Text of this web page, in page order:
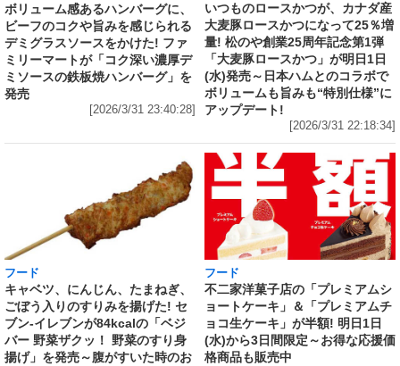
ボリューム感あるハンバーグに、
ビーフのコクや旨みを感じられる
デミグラスソースをかけた! ファ
ミリーマートが「コク深い濃厚デ
ミソースの鉄板焼ハンバーグ」を
発売
[2026/3/31 23:40:28]
いつものロースかつが、カナダ産
大麦豚ロースかつになって25％増
量! 松のや創業25周年記念第1弾
「大麦豚ロースかつ」が明日1日
(水)発売～日本ハムとのコラボで
ボリュームも旨みも“特別仕様”に
アップデート!
[2026/3/31 22:18:34]
フード
キャベツ、にんじん、たまねぎ、
ごぼう入りのすりみを揚げた! セ
ブン‐イレブンが84kcalの「ベジ
バー 野菜ザクッ！ 野菜のすり身
揚げ」を発売～腹がすいた時のお
フード
不二家洋菓子店の「プレミアムシ
ョートケーキ」＆「プレミアムチ
ョコ生ケーキ」が半額! 明日1日
(水)から3日間限定～お得な応援価
格商品も販売中